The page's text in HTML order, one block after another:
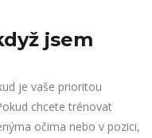
jsem
je vaše prioritou
chcete trénovat
očima nebo v pozici,